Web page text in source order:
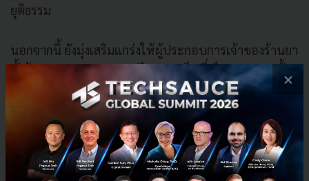
ยุติธรรม
นอกจากนี้ ยังมุ่งเสริมแกร่งให้ผู้ประกอบการเจ้าของร้านยา
ทั้งร้านขายยาขนาดกลาง ถึงขนาดเล็ก ที่เป็น SME รวมทั้ง
เภสัชกร ได้มีเครื่องมือที่ช่วยบริหารธุรกิจและบริการผู้ป่วย
ได้อย่างมีประสิทธิภาพ และเชื่อมโยงการทำงานด้านการ
ดูแลผู้ป่วยระหว่างแพทย์ และเภสัชกร เพื่อยกระดับบริการ
สาธารณสุขประเทศ สอดรับกับเทรนด์ใหม่ในการมีสุขภาพ
ดีอย่างยั่งยืน และพร้อมรับมือกับการแข่งขันทางธุรกิจ
×